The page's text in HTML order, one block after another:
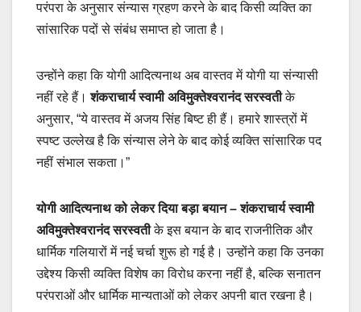
परंपरा के अनुसार संन्यास ग्रहण करने के बाद किसी व्यक्ति का
सांसारिक पदों से संबंध समाप्त हो जाता है।
उन्होंने कहा कि योगी आदित्यनाथ अब वास्तव में योगी या संन्यासी
नहीं रहे हैं।शंकराचार्य स्वामी अविमुक्तेश्वरानंद सरस्वतीके
अनुसार, “ये वास्तव में अजय सिंह बिष्ट ही हैं। हमारे शास्त्रों में
स्पष्ट उल्लेख है कि संन्यास लेने के बाद कोई व्यक्ति सांसारिक पद
नहीं संभाल सकता।”
योगी आदित्यनाथ को लेकर दिया बड़ा बयान – शंकराचार्य स्वामी
अविमुक्तेश्वरानंद सरस्वतीके इस बयान के बाद राजनीतिक और
धार्मिक गलियारों में नई चर्चा शुरू हो गई है। उन्होंने कहा कि उनका
उद्देश्य किसी व्यक्ति विशेष का विरोध करना नहीं है, बल्कि सनातन
परंपराओं और धार्मिक मान्यताओं को लेकर अपनी बात रखना है।